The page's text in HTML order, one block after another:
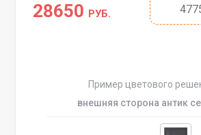
28650 РУБ.
Пример цветового
внешняя сторона антик